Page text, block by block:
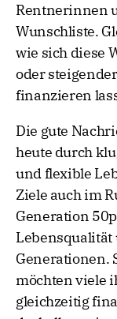
Rentnerinnen
Wunschliste.
wie sich diese
oder
finanzieren
Die gute
heute durch
und flexible
Ziele auch im
Generation
Lebensqualität
Generationen.
möchten viele
gleichzeitig